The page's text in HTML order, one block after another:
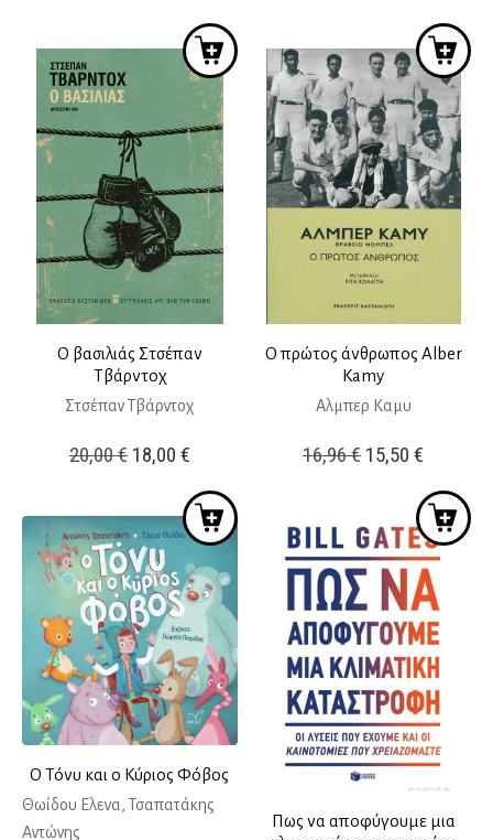
was:
12,50 €.
τιμή
είναι:
10,00 €.
Ο βασιλιάς Στσέπαν
Τβάρντοχ
Στσέπαν Τβάρντοχ
20,00€ Original
was:
20,00 €.
18,00 €Η
τιμή
είναι:
18,00 €.
Ο πρώτος άνθρωπος Alber
Kamy
Αλμπερ Καμυ
16,96€ Original
16,96 €.
15,50€
τιμή
είναι:
15,50 €.
Ο Τόνυ και ο Κύριος Φόβος
Θωίδου Ελενα, Τσαπατάκης
Αντώνης
Πως να αποφύγουμε μια